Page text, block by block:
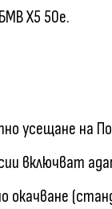
X5 50e.
усещане на
включват